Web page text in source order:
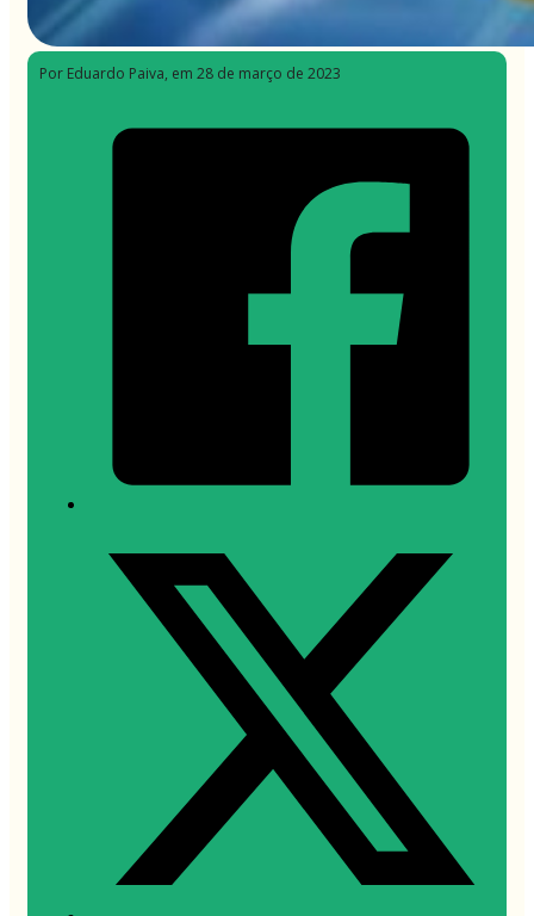
Por Eduardo Paiva, em 28 de março de 2023